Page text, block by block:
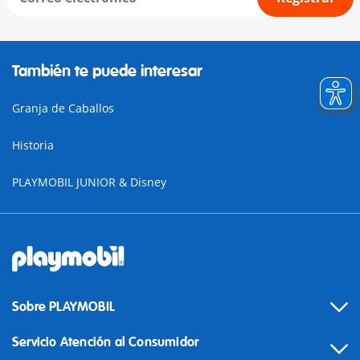
También te puede interesar
Granja de Caballos
Historia
PLAYMOBIL JUNIOR & Disney
Sobre PLAYMOBIL
Servicio Atención al Consumidor